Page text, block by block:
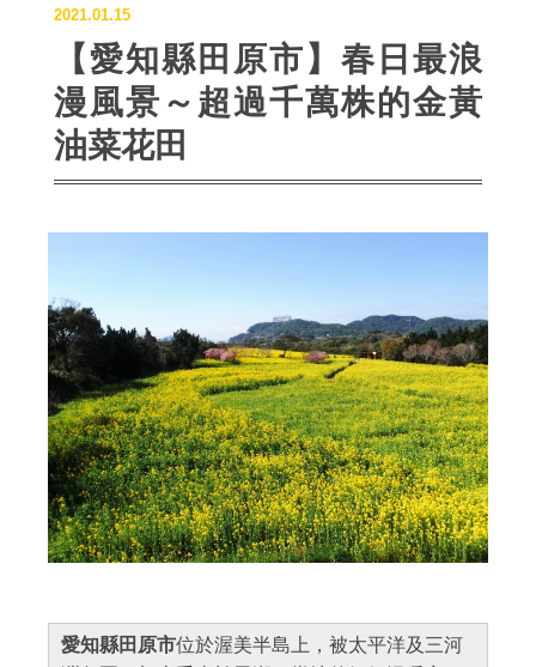
2021.01.15
【愛知縣田原市】春日最浪
漫風景～超過千萬株的金黃
油菜花田
愛知縣田原市位於渥美半島上，被太平洋及三河